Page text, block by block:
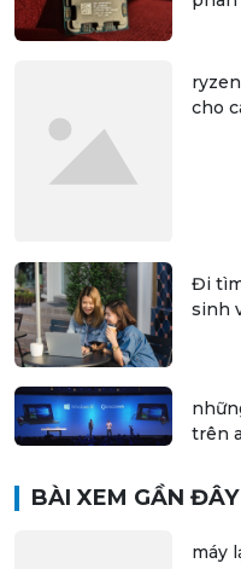
cho
Đi
sinh
trên
BÀI XEM GẦN ĐÂY
máy